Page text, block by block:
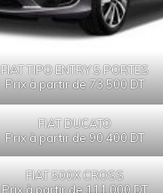
FIAT TIPO ENTRY 5 PORTES
Prix à partir de 73 500 DT
FIAT DUCATO
Prix à partir de 90 400 DT
FIAT 500X CROSS
Prix à partir de 111 000 DT